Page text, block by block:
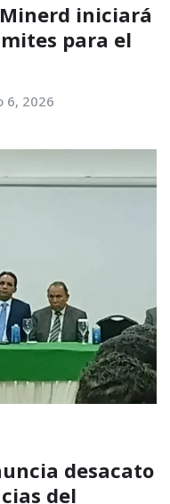
iniciará
para el
6, 2026
desacato
del